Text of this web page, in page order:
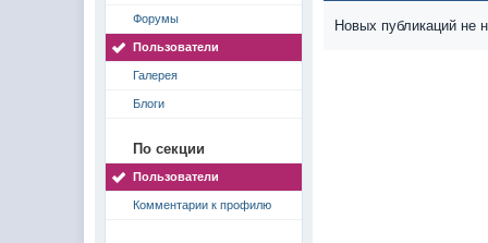
Форумы
Пользователи
Галерея
Блоги
По секции
Пользователи
Комментарии к профилю
Новых публикаций не